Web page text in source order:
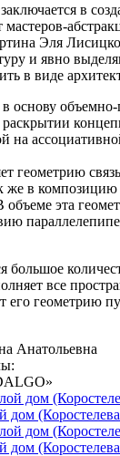
в
мастеров-
Эля
и явно
в виде
объемно-
на
геометрию
же в композицию
эта
большое
все
его геометрию
Анатольевна
дом